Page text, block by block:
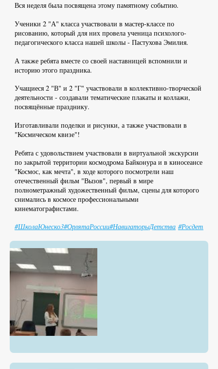
Вся неделя была посвящена этому памятному событию.
Ученики 2 "А" класса участвовали в мастер-классе по
рисованию, который для них провела ученица психолого-
педагогического класса нашей школы - Пастухова Эмилия.
А также ребята вместе со своей наставницей вспомнили и
историю этого праздника.
Учащиеся 2 "В" и 2 "Г" участвовали в коллективно-творческой
деятельности - создавали тематические плакаты и коллажи,
посвящённые празднику.
Изготавливали поделки и рисунки, а также участвовали в
"Космическом квизе"!
Ребята с удовольствием участвовали в виртуальной экскурсии
по закрытой территории космодрома Байконура и в киносеансе
"Космос, как мечта", в ходе которого посмотрели наш
отечественный фильм "Вызов", первый в мире
полнометражный художественный фильм, сцены для которого
снимались в космосе профессиональными
кинематографистами.
#ШколаЮнеско3#ОрлятаРоссии#НавигаторыДетства